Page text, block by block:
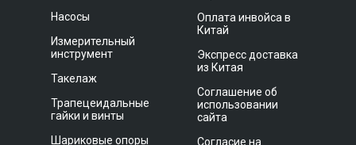
Насосы
Измерительный
инструмент
Такелаж
Трапецеидальные
гайки и винты
Шариковые опоры
Оплата инвойса в
Китай
Экспресс доставка
из Китая
Соглашение об
использовании
сайта
Согласие на